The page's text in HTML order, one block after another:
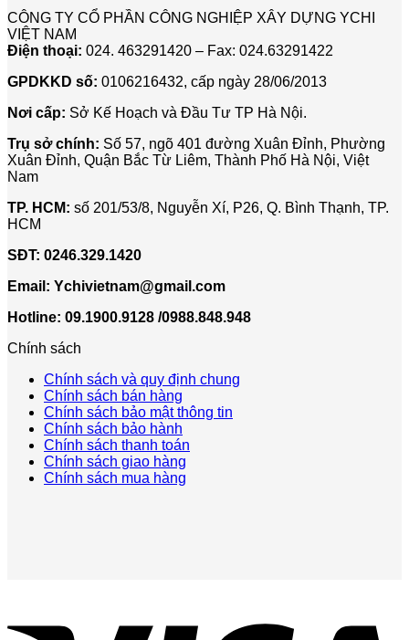
ICT
Lexus
Thăng
TRỊ
TUYẾN
TÍNH
LINAC
Ở
BỆNH
VIỆN
103
YChi:
Giải
pháp
vận
hành
thông
minh
Không
Đóng
Kín:
5
Lý
Do
Phổ
Và
Cách
CÔNG TY CỔ PHẦN CÔNG NGHIỆP XÂY DỰNG YCHI
VIỆT NAM
Điện thoại: 024. 463291420 – Fax: 024.63291422
GPDKKD số: 0106216432, cấp ngày 28/06/2013
Nơi cấp: Sở Kế Hoạch và Đầu Tư TP Hà Nội.
Trụ sở chính: Số 57, ngõ 401 đường Xuân Đỉnh, Phường
Xuân Đỉnh, Quận Bắc Từ Liêm, Thành Phố Hà Nội, Việt
Nam
TP. HCM: số 201/53/8, Nguyễn Xí, P26, Q. Bình Thạnh, TP.
HCM
SĐT: 0246.329.1420
Email: Ychivietnam@gmail.com
Hotline: 09.1900.9128 /0988.848.948
Chính sách
Chính sách và quy định chung
Chính sách bán hàng
Chính sách bảo mật thông tin
Chính sách bảo hành
Chính sách thanh toán
Chính sách giao hàng
Chính sách mua hàng